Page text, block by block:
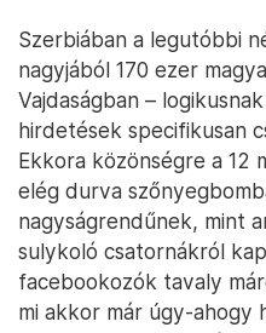
Szerbiában a legutóbbi
nagyjából 170 ezer
Vajdaságban –
hirdetések specifikusan
Ekkora közönségre a 12
elég durva
nagyságrendűnek, mint
sulykoló csatornákról
facebookozók tavaly
mi akkor már úgy-ahogy